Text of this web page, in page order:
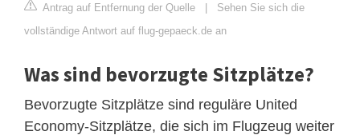
Antrag auf Entfernung der Quelle | Sehen Sie sich die
vollständige Antwort auf flug-gepaeck.de an
Was sind bevorzugte Sitzplätze?
Bevorzugte Sitzplätze sind reguläre United
Economy-Sitzplätze, die sich im Flugzeug weiter